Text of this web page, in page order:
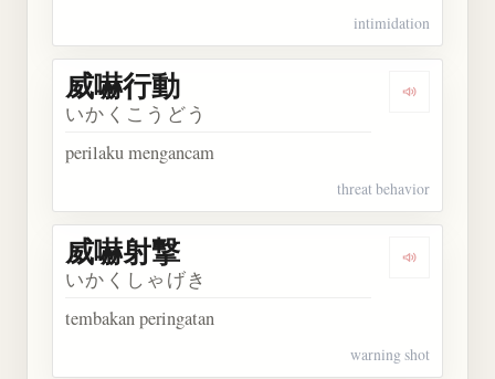
intimidation
Dengarkan
威嚇行動
いかくこうどう
perilaku mengancam
threat behavior
Dengarkan
威嚇射撃
いかくしゃげき
tembakan peringatan
warning shot